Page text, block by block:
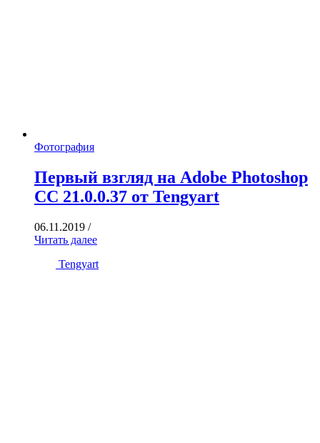
Фотография
Первый взгляд на Adobe Photoshop
CC 21.0.0.37 от Tengyart
06.11.2019 /
Читать далее
Tengyart